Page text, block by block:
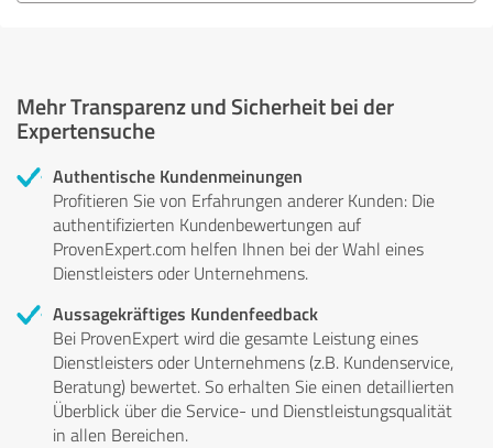
Mehr Transparenz und Sicherheit bei der
Expertensuche
Authentische Kundenmeinungen
Profitieren Sie von Erfahrungen anderer Kunden: Die
authentifizierten Kundenbewertungen auf
ProvenExpert.com helfen Ihnen bei der Wahl eines
Dienstleisters oder Unternehmens.
Aussagekräftiges Kundenfeedback
Bei ProvenExpert wird die gesamte Leistung eines
Dienstleisters oder Unternehmens (z.B. Kundenservice,
Beratung) bewertet. So erhalten Sie einen detaillierten
Überblick über die Service- und Dienstleistungsqualität
in allen Bereichen.